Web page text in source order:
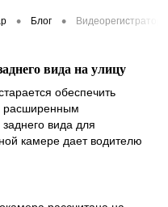
• Блог •
вида на улицу
обеспечить
расширенным
вида для
камере дает водителю
при вождении и
на дороге